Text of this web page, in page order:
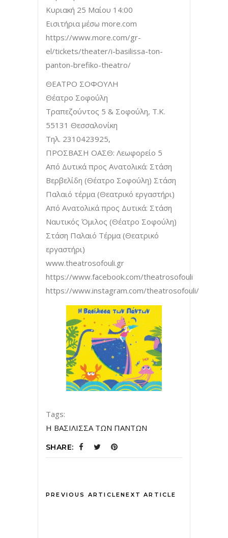
Κυριακή 25 Μαίου 14:00
Εισιτήρια μέσω more.com
https://www.more.com/gr-
el/tickets/theater/i-basilissa-ton-
panton-brefiko-theatro/
ΘΕΑΤΡΟ ΣΟΦΟΥΛΗ
Θέατρο Σοφούλη
Τραπεζούντος 5 & Σοφούλη, Τ.Κ.
55131 Θεσσαλονίκη
Τηλ. 2310423925,
ΠΡΟΣΒΑΣΗ ΟΑΣΘ: Λεωφορείο 5
Από Δυτικά προς Ανατολικά: Στάση
Βερβελίδη (Θέατρο Σοφούλη) Στάση
Παλαιό τέρμα (Θεατρικό εργαστήρι)
Από Ανατολικά προς Δυτικά: Στάση
Ναυτικός Όμιλος (Θέατρο Σοφούλη)
Στάση Παλαιό Τέρμα (Θεατρικό
εργαστήρι)
www.theatrosofouli.gr
https://www.facebook.com/theatrosofouli
https://www.instagram.com/theatrosofouli/
Tags:
Η ΒΑΣΙΛΙΣΣΑ ΤΩΝ ΠΑΝΤΩΝ
SHARE:
PREVIOUS ARTICLENEXT ARTICLE